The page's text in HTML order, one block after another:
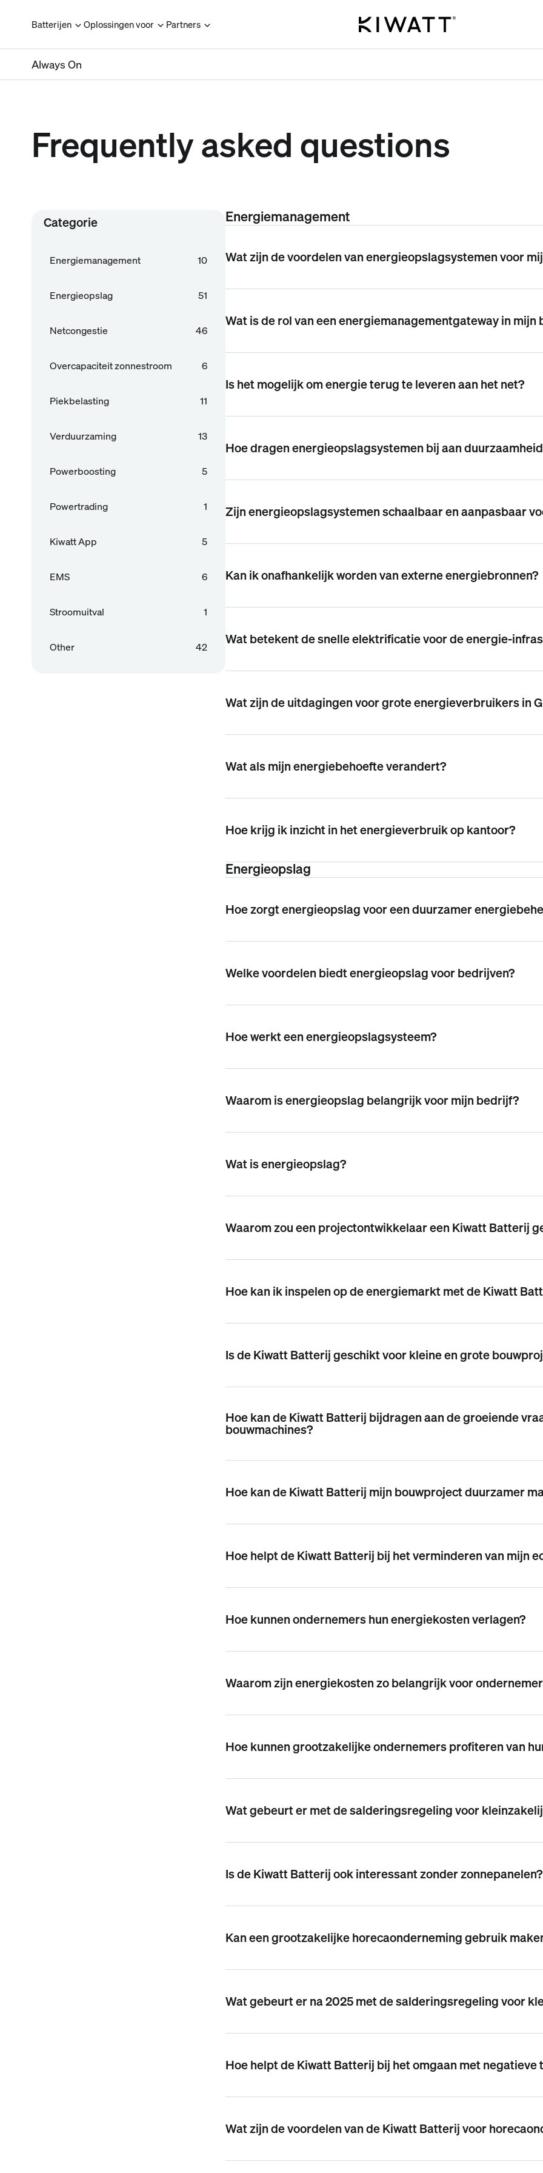
Batterijen Oplossingen voor Partners
Always On
Frequently asked questions
Categorie
Energiemanagement 10
Energieopslag 51
Netcongestie 46
Overcapaciteit zonnestroom 6
Piekbelasting 11
Verduurzaming 13
Powerboosting 5
Powertrading 1
Kiwatt App 5
EMS 6
Stroomuitval 1
Other 42
Energiemanagement
Wat zijn de voordelen van energieopslagsystemen voor
Wat is de rol van een energiemanagementgateway in mijn
Is het mogelijk om energie terug te leveren aan het net?
Hoe dragen energieopslagsystemen bij aan
Zijn energieopslagsystemen schaalbaar en aanpasbaar
Kan ik onafhankelijk worden van externe energiebronnen?
Wat betekent de snelle elektrificatie voor de energie-
Wat zijn de uitdagingen voor grote energieverbruikers in
Wat als mijn energiebehoefte verandert?
Hoe krijg ik inzicht in het energieverbruik op kantoor?
Energieopslag
Hoe zorgt energieopslag voor een duurzamer
Welke voordelen biedt energieopslag voor bedrijven?
Hoe werkt een energieopslagsysteem?
Waarom is energieopslag belangrijk voor mijn bedrijf?
Wat is energieopslag?
Waarom zou een projectontwikkelaar een Kiwatt Batterij
Hoe kan ik inspelen op de energiemarkt met de Kiwatt
Is de Kiwatt Batterij geschikt voor kleine en grote
Hoe kan de Kiwatt Batterij bijdragen aan de groeiende
bouwmachines?
Hoe kan de Kiwatt Batterij mijn bouwproject duurzamer
Hoe helpt de Kiwatt Batterij bij het verminderen van mijn
Hoe kunnen ondernemers hun energiekosten verlagen?
Waarom zijn energiekosten zo belangrijk voor
Hoe kunnen grootzakelijke ondernemers profiteren van
Wat gebeurt er met de salderingsregeling voor
Is de Kiwatt Batterij ook interessant zonder zonnepanelen?
Kan een grootzakelijke horecaonderneming gebruik
Wat gebeurt er na 2025 met de salderingsregeling voor
Hoe helpt de Kiwatt Batterij bij het omgaan met
Wat zijn de voordelen van de Kiwatt Batterij voor